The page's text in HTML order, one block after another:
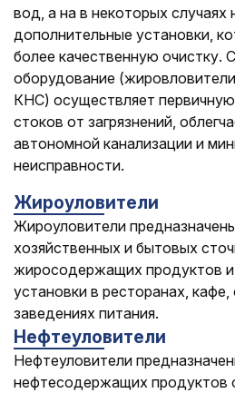
вод, а на в некоторых
дополнительные установки,
более качественную очистку.
оборудование
КНС) осуществляет
стоков от загрязнений,
автономной канализации и
неисправности.
Жироуловители
Жироуловители
хозяйственных и бытовых
жиросодержащих продуктов и
установки в ресторанах,
заведениях питания.
Нефтеуловители
Нефтеуловители
нефтесодержащих продуктов